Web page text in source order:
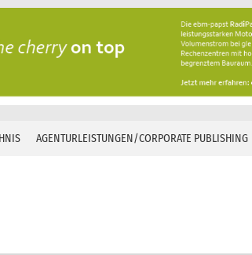
AGENTURLEISTUNGEN/CORPORATE PUBLISHING